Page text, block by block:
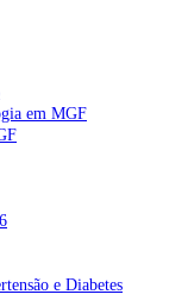
em MGF
e Diabetes